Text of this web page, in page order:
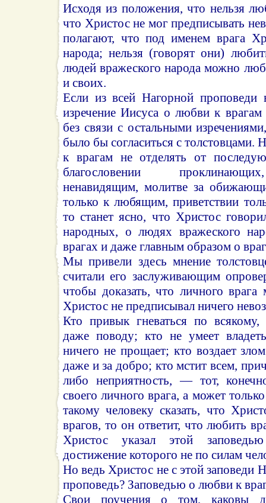
Исходя из положения, что нельзя
что Христос не мог предписывать
полагают, что под именем врага
народа; нельзя (говорят они)
людей вражеского народа можно
и своих.
Если из всей Нагорной проповеди
изречение Иисуса о любви к врагам
без связи с остальными
было бы согласиться с толстовцами.
к врагам не отделять от
благословении
ненавидящим, молитве за
только к любящим, приветствии
то станет ясно, что Христос
народных, о людях вражеского
врагах и даже главным образом о
Мы привели здесь мнение
считали его заслуживающим
чтобы доказать, что личного
Христос не предписывал ничего
Кто привык гневаться по
даже поводу; кто не умеет
ничего не прощает; кто воздает
даже и за добро; кто мстит всем,
либо неприятность, — тот,
своего личного врага, а может
такому человеку сказать, что
врагов, то он ответит, что любить
Христос указал этой
достижение которого не по силам
Но ведь Христос не с этой
проповедь? Заповедью о любви к
Свои поучения о том, каковы